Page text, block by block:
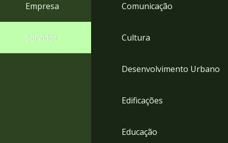
menu
para
Empresa
Servidor
Comunicação
Cultura
Desenvolvimento Urbano
Edificações
Educação